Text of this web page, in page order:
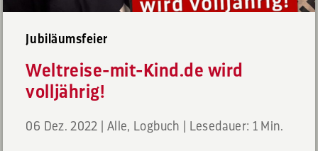
Jubiläumsfeier
Weltreise-mit-Kind.de wird
volljährig!
06 Dez. 2022 Alle Logbuch Lesedauer: 1 Min.